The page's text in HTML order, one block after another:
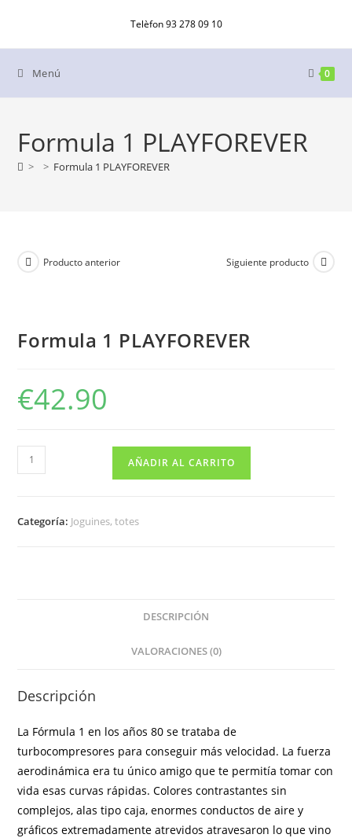
contenido
Telèfon 93 278 09 10
Menú 0
Formula 1 PLAYFOREVER
> > Formula 1 PLAYFOREVER
Producto anterior Siguiente producto
Formula 1 PLAYFOREVER
€42.90
Formula
1
AÑADIR AL CARRITO
Categoría: Joguines, totes
DESCRIPCIÓN
VALORACIONES (0)
Descripción
La Fórmula 1 en los años 80 se trataba de
turbocompresores para conseguir más velocidad. La fuerza
aerodinámica era tu único amigo que te permitía tomar con
vida esas curvas rápidas. Colores contrastantes sin
complejos, alas tipo caja, enormes conductos de aire y
gráficos extremadamente atrevidos atravesaron lo que vino